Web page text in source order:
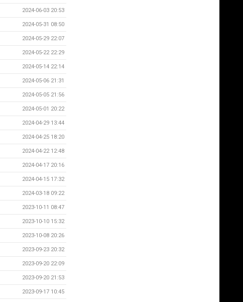
2024-06-03 20:53
2024-05-31 08:50
2024-05-29 22:07
2024-05-22 22:29
2024-05-14 22:14
2024-05-06 21:31
2024-05-05 21:56
2024-05-01 20:22
2024-04-29 13:44
2024-04-25 18:20
2024-04-22 12:48
2024-04-17 20:16
2024-04-15 17:32
2024-03-18 09:22
2023-10-11 08:47
2023-10-10 15:32
2023-10-08 20:26
2023-09-23 20:32
2023-09-20 22:09
2023-09-20 21:53
2023-09-17 10:45